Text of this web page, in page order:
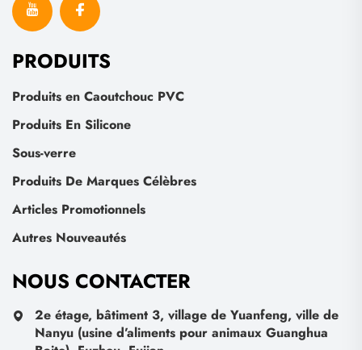
PRODUITS
Produits en Caoutchouc PVC
Produits En Silicone
Sous-verre
Produits De Marques Célèbres
Articles Promotionnels
Autres Nouveautés
NOUS CONTACTER
2e étage, bâtiment 3, village de Yuanfeng, ville de
Nanyu (usine d’aliments pour animaux Guanghua